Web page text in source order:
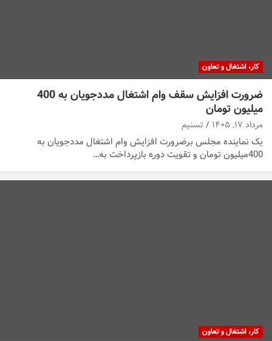
کار، اشتغال و تعاون
ضرورت افزایش سقف وام اشتغال مددجویان به 400
میلیون تومان
مرداد ۱۷, ۱۴۰۵ تسنیم
یک نماینده مجلس برضرورت افزایش وام اشتغال مددجویان به
400میلیون تومان و تقویت دوره بازپرداخت به…
کار، اشتغال و تعاون